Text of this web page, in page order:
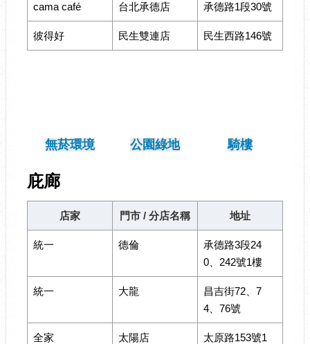
cama café 台北承德店 承德路1段30號
彼得好 民生雙連店 民生西路146號
無菸環境 公園綠地 騎樓
庇廊
店家 門市 / 分店名稱 地址
統一 德倫
承德路3段24
0、242號1樓
統一 大龍
昌吉街72、7
4、76號
全家 太陽店
太原路153號1